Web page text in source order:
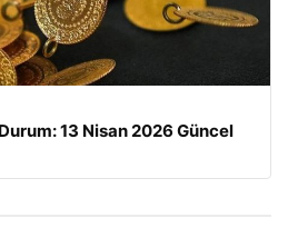
13 Nisan 2026 Güncel